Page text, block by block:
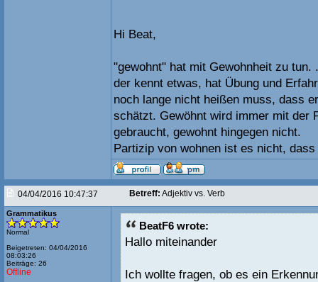
Hi Beat,
"gewohnt" hat mit Gewohnheit zu
der kennt etwas, hat Übung und
noch lange nicht heißen muss, dass
schätzt. Gewöhnt wird immer mit der
gebraucht, gewohnt hingegen nicht.
Partizip von wohnen ist es nicht,
04/04/2016 10:47:37 Betreff: Adjektiv vs. Verb
Grammatikus
Normal
Beigetreten: 04/04/2016
08:03:26
Beiträge: 26
Offline
BeatF6 wrote:
Hallo miteinander
Ich wollte fragen, ob es ein